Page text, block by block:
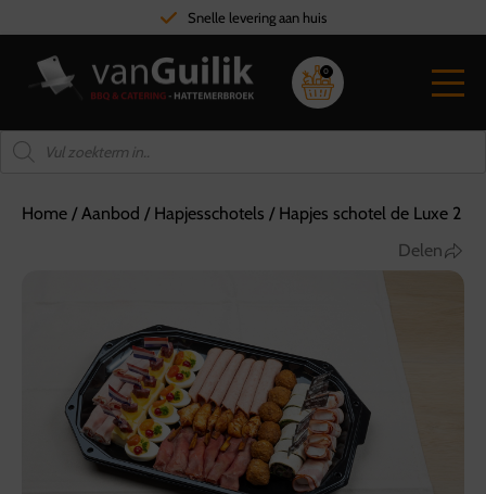
Snelle levering aan huis
0
Home /Aanbod / Hapjesschotels / Hapjes schotel de Luxe 2
Delen